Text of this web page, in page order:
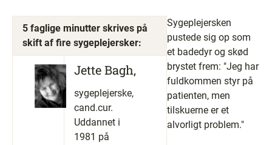
5 faglige minutter skrives på
skift af fire sygeplejersker:
Jette Bagh,
sygeplejerske,
cand.cur.
Uddannet i
1981 på
Sygeplejersken
pustede sig op som
et badedyr og skød
brystet frem: "Jeg har
fuldkommen styr på
patienten, men
tilskuerne er et
alvorligt problem."